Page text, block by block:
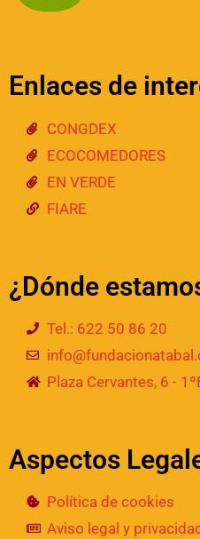
Enlaces de
CONGDEX
ECOCOMEDORES
EN VERDE
FIARE
¿Dónde
Tel.: 622 50 86 20
Plaza Cervantes, 6 -
Aspectos
Política de cookies
Aviso legal y